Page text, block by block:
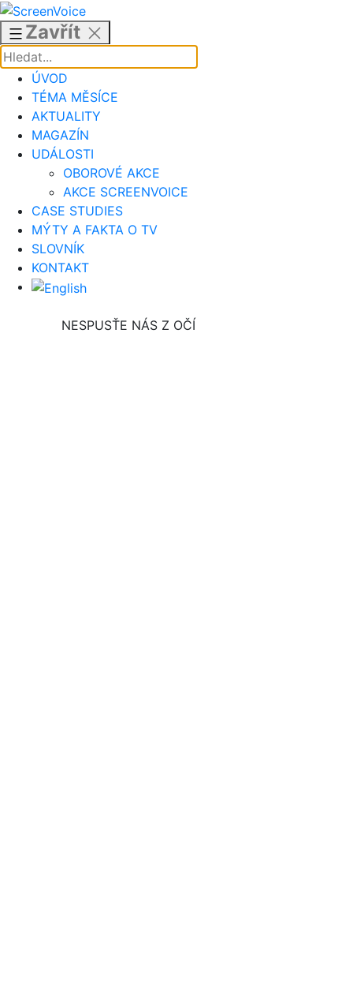
Přejít
obsahu
Zavřít
ÚVOD
TÉMA MĚSÍCE
AKTUALITY
MAGAZÍN
UDÁLOSTI
OBOROVÉ AKCE
AKCE SCREENVOICE
CASE STUDIES
MÝTY A FAKTA O TV
SLOVNÍK
KONTAKT
NESPUSŤE NÁS Z OČÍ